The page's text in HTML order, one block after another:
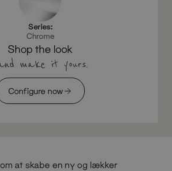
Series:
Chrome
Shop the look
make it yours.
Configure now
at skabe en ny og lækker